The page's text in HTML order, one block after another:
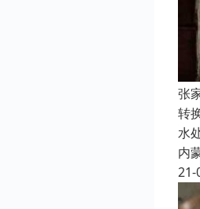
张
转
水
内
21-